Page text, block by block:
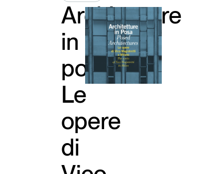
Architetture
in
posa.
Le
opere
di